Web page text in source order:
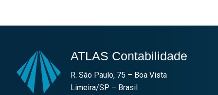
ATLAS Contabilidade
R. São Paulo, 75 – Boa Vista
Limeira/SP – Brasil